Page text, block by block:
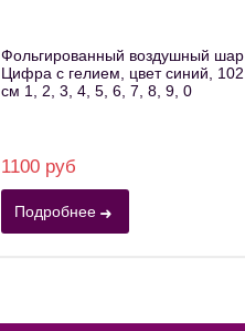
Фольгированный воздушный шар
Цифра с гелием, цвет синий, 102
см 1, 2, 3, 4, 5, 6, 7, 8, 9, 0
1100 руб
Подробнее